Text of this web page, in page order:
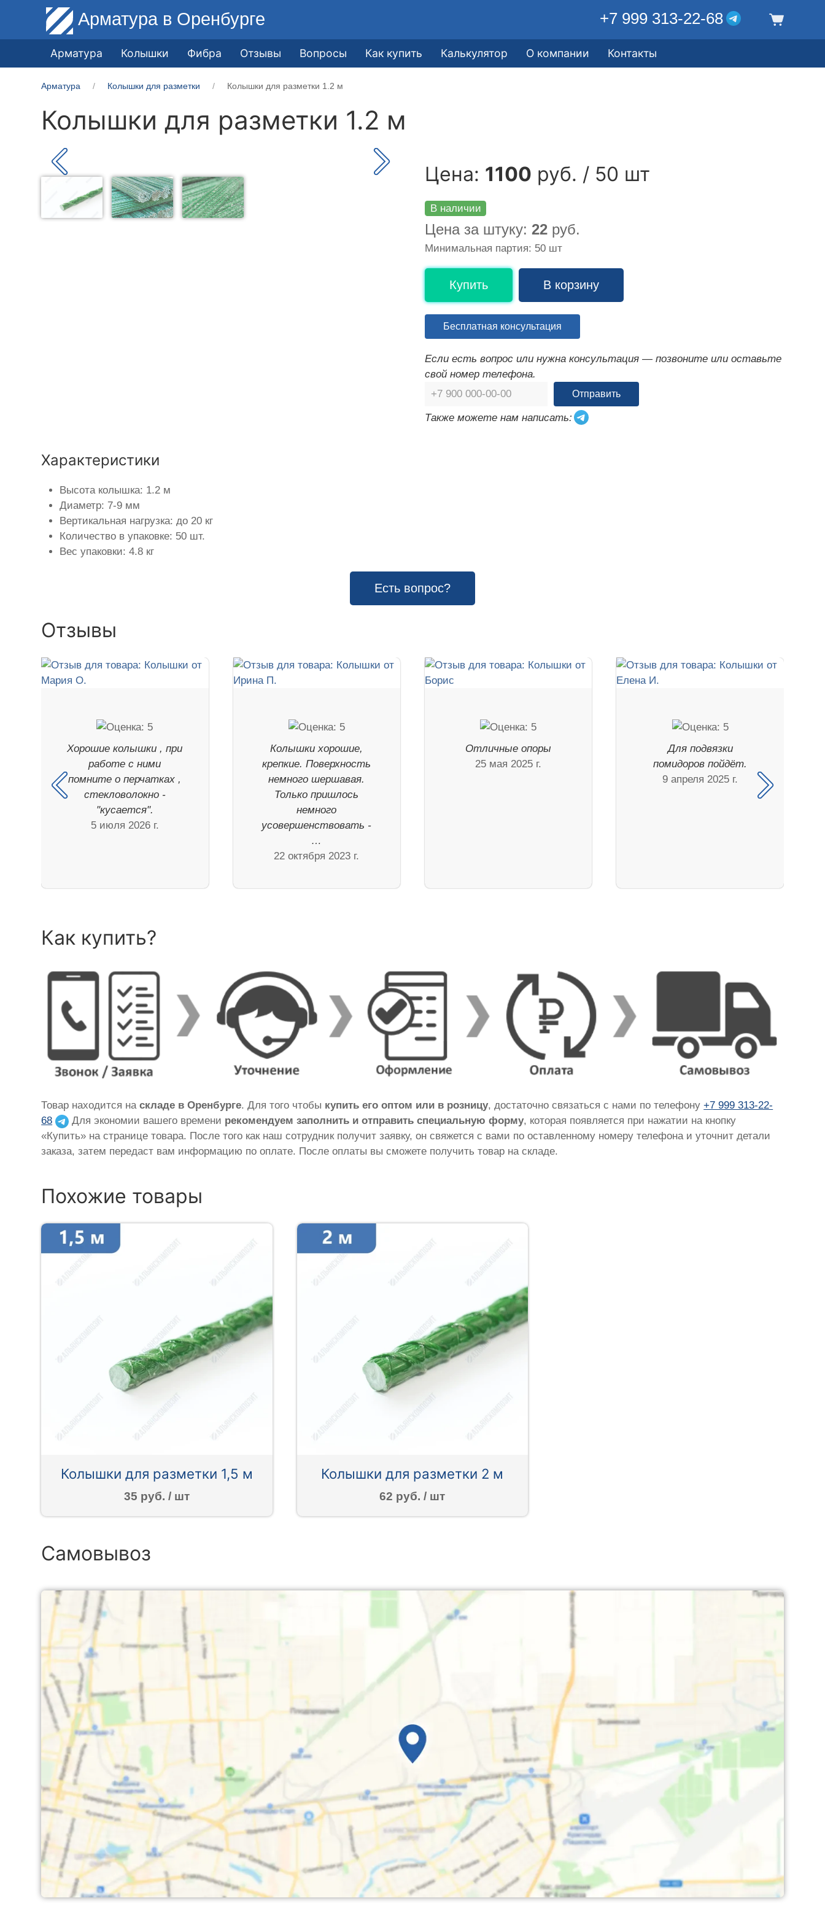
Арматура в Оренбурге +7 999 313-22-68
Арматура Колышки Фибра Отзывы Вопросы Как купить Калькулятор О компании Контакты
Арматура Колышки для разметки Колышки для разметки 1.2 м
Колышки для разметки 1.2 м
Цена: 1100 руб. / 50 шт
В наличии
Цена за штуку: 22 руб.
Минимальная партия: 50 шт
Купить В корзину
Бесплатная консультация
Если есть вопрос или нужна консультация — позвоните или оставьте
свой номер телефона.
Отправить
Также можете нам написать:
Характеристики
Высота колышка: 1.2 м
Диаметр: 7-9 мм
Вертикальная нагрузка: до 20 кг
Количество в упаковке: 50 шт.
Вес упаковки: 4.8 кг
Есть вопрос?
Отзывы
Хорошие колышки , при
работе с ними
помните о перчатках ,
стекловолокно -
"кусается".
5 июля 2026 г.
Колышки хорошие,
крепкие. Поверхность
немного шершавая.
Только пришлось
немного
усовершенствовать -
…
22 октября 2023 г.
Отличные опоры
25 мая 2025 г.
Для подвязки
помидоров пойдёт.
9 апреля 2025 г.
Как купить?
Товар находится наскладе в Оренбурге. Для того чтобы купить его оптом или в розницу, достаточно связаться с нами по телефону+7 999 313-22-
68
Для экономии вашего времени рекомендуем заполнить и отправить специальную форму, которая появляется при нажатии на кнопку
«Купить» на странице товара. После того как наш сотрудник получит заявку, он свяжется с вами по оставленному номеру телефона и уточнит детали
заказа, затем передаст вам информацию по оплате. После оплаты вы сможете получить товар на складе.
Похожие товары
Колышки для разметки 1,5 м
35 руб. / шт
Колышки для разметки 2 м
62 руб. / шт
Самовывоз